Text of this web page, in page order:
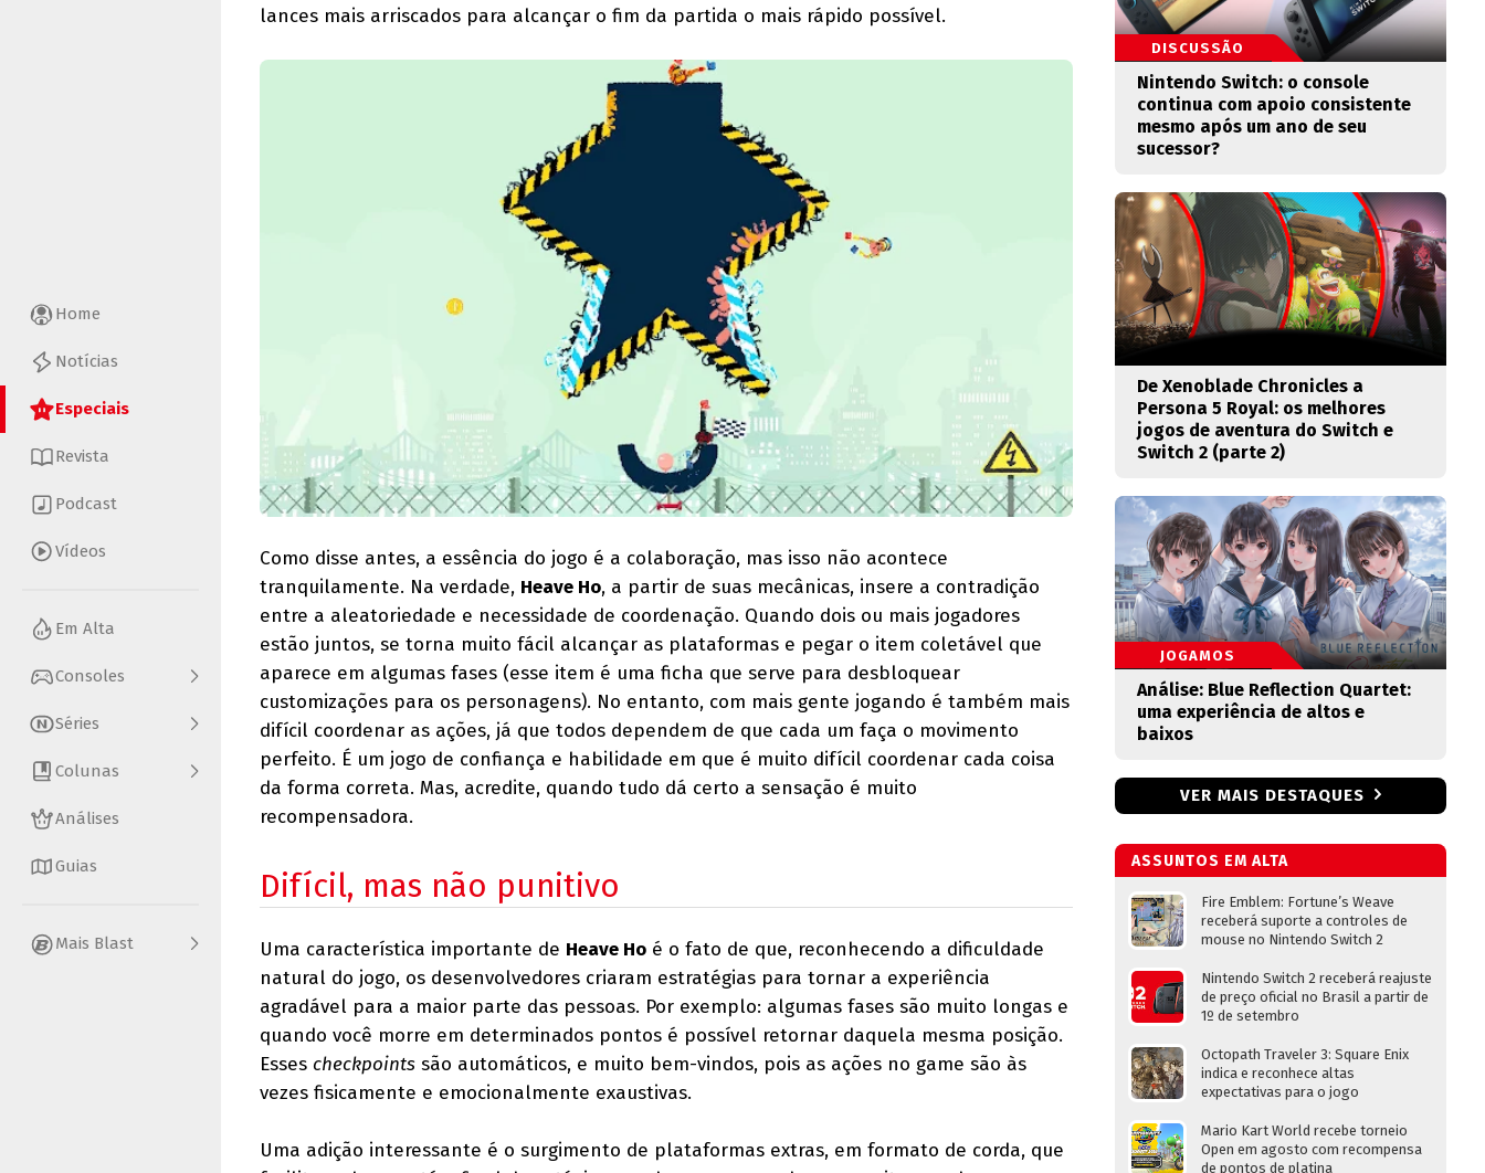
Home
Notícias
Especiais
Revista
Podcast
Vídeos
Em Alta
Consoles
Séries
Colunas
Análises
Guias
Mais Blast
lances mais arriscados para alcançar o fim da partida o mais rápido possível.
Como disse antes, a essência do jogo é a colaboração, mas isso não acontece
tranquilamente. Na verdade, Heave Ho, a partir de suas mecânicas, insere a contradição
entre a aleatoriedade e necessidade de coordenação. Quando dois ou mais jogadores
estão juntos, se torna muito fácil alcançar as plataformas e pegar o item coletável que
aparece em algumas fases (esse item é uma ficha que serve para desbloquear
customizações para os personagens). No entanto, com mais gente jogando é também mais
difícil coordenar as ações, já que todos dependem de que cada um faça o movimento
perfeito. É um jogo de confiança e habilidade em que é muito difícil coordenar cada coisa
da forma correta. Mas, acredite, quando tudo dá certo a sensação é muito
recompensadora.
Difícil, mas não punitivo
Uma característica importante de Heave Ho é o fato de que, reconhecendo a dificuldade
natural do jogo, os desenvolvedores criaram estratégias para tornar a experiência
agradável para a maior parte das pessoas. Por exemplo: algumas fases são muito longas e
quando você morre em determinados pontos é possível retornar daquela mesma posição.
Esses checkpoints são automáticos, e muito bem-vindos, pois as ações no game são às
vezes fisicamente e emocionalmente exaustivas.
Uma adição interessante é o surgimento de plataformas extras, em formato de corda, que
DISCUSSÃO
Nintendo Switch: o console
continua com apoio consistente
mesmo após um ano de seu
sucessor?
De Xenoblade Chronicles a
Persona 5 Royal: os melhores
jogos de aventura do Switch e
Switch 2 (parte 2)
JOGAMOS
Análise: Blue Reflection Quartet:
uma experiência de altos e
baixos
VER MAIS DESTAQUES
ASSUNTOS EM ALTA
Fire Emblem: Fortune’s Weave
receberá suporte a controles de
mouse no Nintendo Switch 2
Nintendo Switch 2 receberá reajuste
de preço oficial no Brasil a partir de
1º de setembro
Octopath Traveler 3: Square Enix
indica e reconhece altas
expectativas para o jogo
Mario Kart World recebe torneio
Open em agosto com recompensa
de pontos de platina